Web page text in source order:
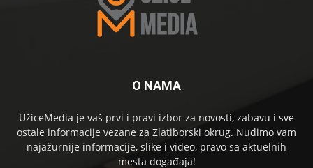
O NAMA
UžiceMedia je vaš prvi i pravi izbor za novosti, zabavu i sve
ostale informacije vezane za Zlatiborski okrug. Nudimo vam
najažurnije informacije, slike i video, pravo sa aktuelnih
mesta događaja!